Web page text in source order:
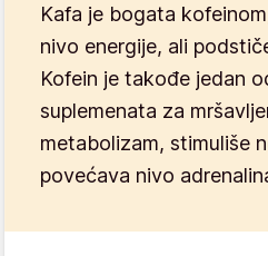
Kafa je bogata
nivo energije, ali
Kofein je takođe jedan
suplemenata za
metabolizam, stimuliše
povećava nivo